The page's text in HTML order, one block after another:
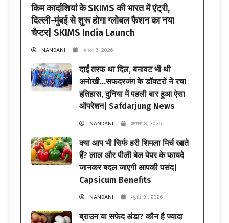
किम कार्दाशियां के SKIMS की भारत में एंट्री,
दिल्ली-मुंबई से शुरू होगा ग्लोबल फैशन का नया
चैप्टर| SKIMS India Launch
NANDANI अगस्त 6, 2026
दाईं तरफ था दिल, बनावट भी थी
अनोखी…सफदरजंग के डॉक्टरों ने रचा
इतिहास, दुनिया में पहली बार हुआ ऐसा
ऑपरेशन| Safdarjung News
NANDANI अगस्त 3, 2026
क्या आप भी सिर्फ हरी शिमला मिर्च खाते
हैं? लाल और पीली बेल पेपर के फायदे
जानकर बदल जाएगी आपकी पसंद|
Capsicum Benefits
NANDANI जुलाई 31, 2026
ब्राउन या सफेद अंडा? कौन है ज्यादा